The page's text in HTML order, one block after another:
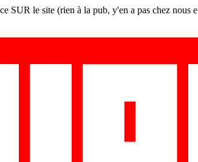
SUR le site (rien à la pub, y'en a pas chez nous